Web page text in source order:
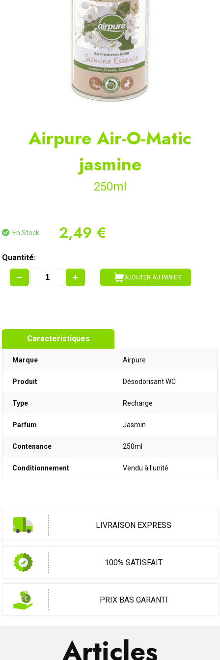
Airpure Air-O-Matic
jasmine
250ml
En Stock 2,49 €
Quantité:
AJOUTER AU PANIER
Caracteristiques
Marque Airpure
Produit Désodorisant WC
Type Recharge
Parfum Jasmin
Contenance 250ml
Conditionnement Vendu à l'unité
LIVRAISON EXPRESS
100% SATISFAIT
PRIX BAS GARANTI
Articles